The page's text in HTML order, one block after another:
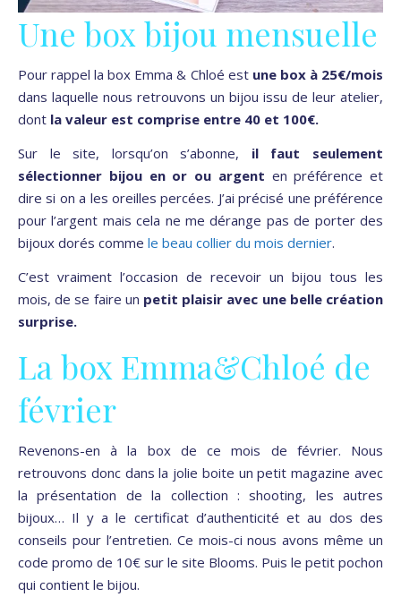
Une box bijou mensuelle
Pour rappel la box Emma & Chloé est une box à 25€/mois
dans laquelle nous retrouvons un bijou issu de leur atelier,
dont la valeur est comprise entre 40 et 100€.
Sur le site, lorsqu’on s’abonne, il faut seulement
sélectionner bijou en or ou argent en préférence et
dire si on a les oreilles percées. J’ai précisé une préférence
pour l’argent mais cela ne me dérange pas de porter des
bijoux dorés comme le beau collier du mois dernier.
C’est vraiment l’occasion de recevoir un bijou tous les
mois, de se faire un petit plaisir avec une belle création
surprise.
La box Emma&Chloé de
février
Revenons-en à la box de ce mois de février. Nous
retrouvons donc dans la jolie boite un petit magazine avec
la présentation de la collection : shooting, les autres
bijoux… Il y a le certificat d’authenticité et au dos des
conseils pour l’entretien. Ce mois-ci nous avons même un
code promo de 10€ sur le site Blooms. Puis le petit pochon
qui contient le bijou.